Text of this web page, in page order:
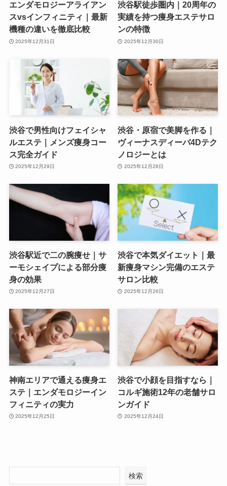
エンダモロジーアライアン
スvsインフィニティ｜最新
機種の違いを徹底比較
2025年12月31日
渋谷駅徒歩圏内｜20周年の
実績を持つ痩身エステサロ
ンの特徴
2025年12月30日
渋谷で男性向けフェイシャ
ルエステ｜メンズ痩身コー
ス完全ガイド
2025年12月29日
渋谷・原宿で美脚を作る｜
ヴィーナスディーバ4Dテク
ノロジーとは
2025年12月28日
渋谷駅近で二の腕痩せ｜サ
ーモシェイプによる部分痩
身の効果
2025年12月27日
渋谷で本気ダイエット｜最
新痩身マシン完備のエステ
サロン比較
2025年12月26日
神南エリアで通える痩身エ
ステ｜エンダモロジーイン
フィニティの実力
2025年12月25日
渋谷で小顔を目指すなら｜
コルギ施術12年の老舗サロ
ンガイド
2025年12月24日
検索